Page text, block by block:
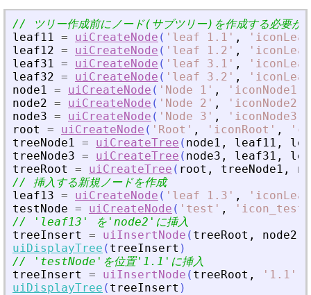
// ツリー作成前にノード(サブツリー)を作成する必要が
leaf11 = uiCreateNode ( ' leaf 1.1 ' , '
leaf12 = uiCreateNode ( ' leaf 1.2 ' , '
leaf31 = uiCreateNode ( ' leaf 3.1 ' , '
leaf32 = uiCreateNode ( ' leaf 3.2 ' , '
node1 = uiCreateNode ( ' Node 1 ' , ' iconNode1
node2 = uiCreateNode ( ' Node 2 ' , ' iconNode2
node3 = uiCreateNode ( ' Node 3 ' , ' iconNode3
root
= uiCreateNode ( ' Root ' , ' iconRoot ' , '
treeNode1 = uiCreateTree ( node1 , leaf11 ,
treeNode3 = uiCreateTree ( node3 , leaf31 ,
treeRoot
= uiCreateTree ( root , treeNode1 ,
// 挿入する新規ノードを作成
leaf13 = uiCreateNode ( ' leaf 1.3 ' , '
testNode = uiCreateNode ( ' test ' , ' icon_test
//
' leaf13 ' を ' node2 ' に挿入
treeInsert
= uiInsertNode ( treeRoot , node2
uiDisplayTree ( treeInsert )
//
' testNode ' を位置' 1.1 ' に挿入
treeInsert
= uiInsertNode ( treeRoot , ' 1.1 '
uiDisplayTree ( treeInsert )